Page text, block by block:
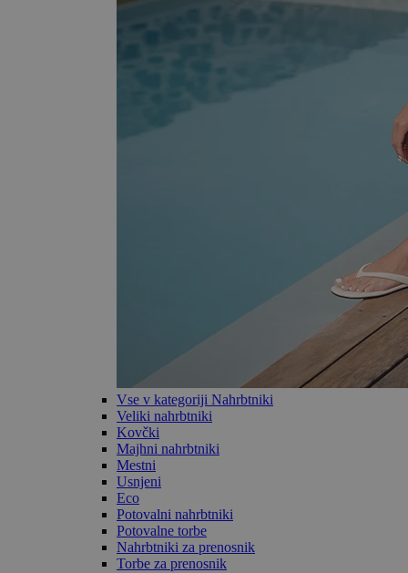
Vse v kategoriji Nahrbtniki
Veliki nahrbtniki
Kovčki
Majhni nahrbtniki
Mestni
Usnjeni
Eco
Potovalni nahrbtniki
Potovalne torbe
Nahrbtniki za prenosnik
Torbe za prenosnik